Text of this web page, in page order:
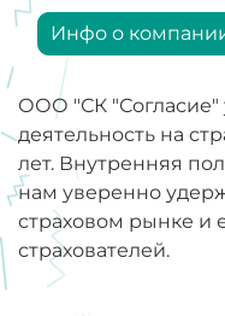
Инфо о
ООО "СК "Согласие"
деятельность на
лет. Внутренняя
нам уверенно
страховом рынке и
страхователей.